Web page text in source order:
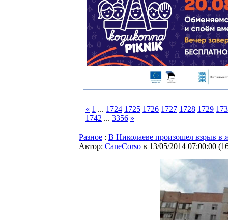
« 1 ... 1724 1725 1726 1727 1728 1729
1742 ... 3356 »
Разное : В Николаеве произошел взрыв в
Автор: CaneCorso в 13/05/2014 07:00:00 (